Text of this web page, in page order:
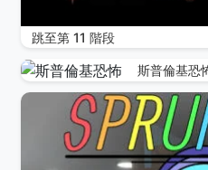
跳至第 11 階段
斯普倫基恐